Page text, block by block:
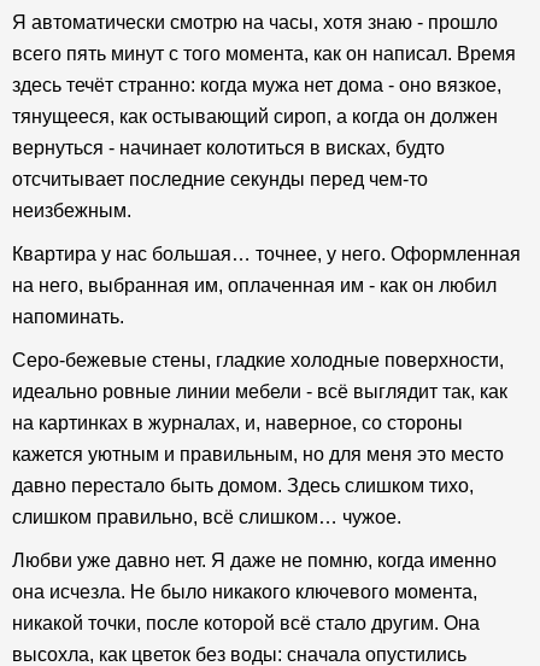
Я автоматически смотрю на часы, хотя знаю - прошло
всего пять минут с того момента, как он написал. Время
здесь течёт странно: когда мужа нет дома - оно вязкое,
тянущееся, как остывающий сироп, а когда он должен
вернуться - начинает колотиться в висках, будто
отсчитывает последние секунды перед чем-то
неизбежным.
Квартира у нас большая… точнее, у него. Оформленная
на него, выбранная им, оплаченная им - как он любил
напоминать.
Серо-бежевые стены, гладкие холодные поверхности,
идеально ровные линии мебели - всё выглядит так, как
на картинках в журналах, и, наверное, со стороны
кажется уютным и правильным, но для меня это место
давно перестало быть домом. Здесь слишком тихо,
слишком правильно, всё слишком… чужое.
Любви уже давно нет. Я даже не помню, когда именно
она исчезла. Не было никакого ключевого момента,
никакой точки, после которой всё стало другим. Она
высохла, как цветок без воды: сначала опустились